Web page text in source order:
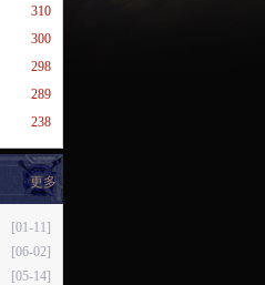
310
300
298
289
238
更多
[01-11]
[06-02]
[05-14]